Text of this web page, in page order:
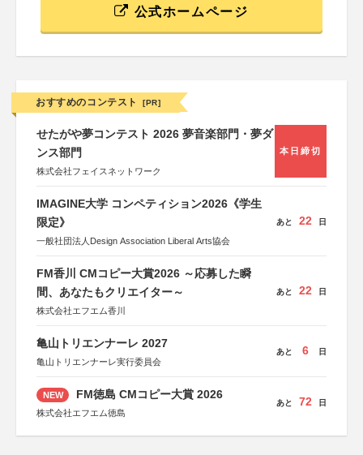
公式ホームページ
おすすめのコンテスト [PR]
せたがや夢コンテスト 2026 夢音楽部門・夢ダ
ンス部門
株式会社フェイスネットワーク
本日締切
IMAGINE大学 コンペティション2026《学生
限定》
一般社団法人Design Association Liberal Arts協会
あと 22 日
FM香川 CMコピー大賞2026 ～応募した瞬
間、あなたもクリエイター～
株式会社エフエム香川
あと 22 日
亀山トリエンナーレ 2027
亀山トリエンナーレ実行委員会
あと 6 日
NEW FM徳島 CMコピー大賞 2026
株式会社エフエム徳島
あと 72 日